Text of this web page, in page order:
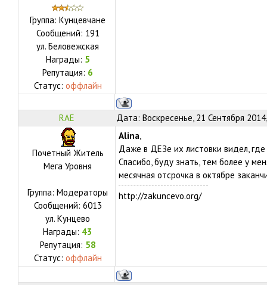
Группа: Кунцевчане
Сообщений: 191
ул. Беловежская
Награды: 5
Репутация: 6
Статус: оффлайн
RAE Дата: Воскресенье, 21 Сентября
Почетный Житель
Мега Уровня
Группа: Модераторы
Сообщений: 6013
ул. Кунцево
Награды: 43
Репутация: 58
Статус: оффлайн
Alina,
Даже в ДЕЗе их листовки видел, где
Спасибо, буду знать, тем более у
месячная отсрочка в октябре
http://zakuncevo.org/